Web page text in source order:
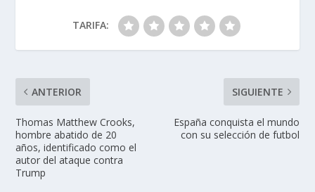
TARIFA:
ANTERIOR
Thomas Matthew Crooks,
hombre abatido de 20
años, identificado como el
autor del ataque contra
Trump
SIGUIENTE
España conquista el mundo
con su selección de futbol